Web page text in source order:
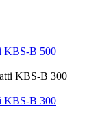
KBS-B 500
KBS-B 300